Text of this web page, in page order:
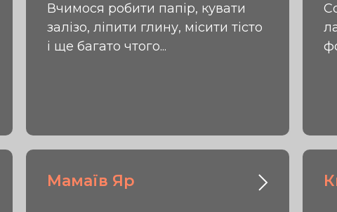
Вчимося робити папір, кувати
залізо, ліпити глину, місити тісто
і ще багато чтого...
Мамаїв Яр